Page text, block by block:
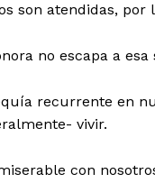
son atendidas,
no escapa a esa
recurrente en
vivir.
con